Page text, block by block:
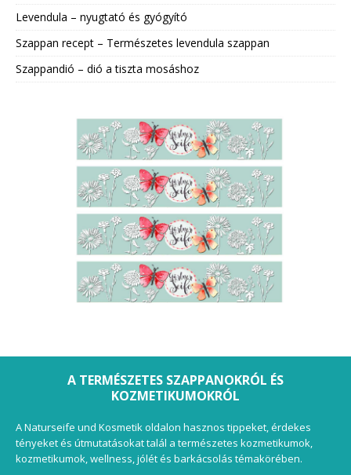
Levendula – nyugtató és gyógyító
Szappan recept – Természetes levendula szappan
Szappandió – dió a tiszta mosáshoz
A TERMÉSZETES SZAPPANOKRÓL ÉS
KOZMETIKUMOKRÓL
A Naturseife und Kosmetik oldalon hasznos tippeket, érdekes
tényeket és útmutatásokat talál a természetes kozmetikumok,
kozmetikumok, wellness, jólét és barkácsolás témakörében.